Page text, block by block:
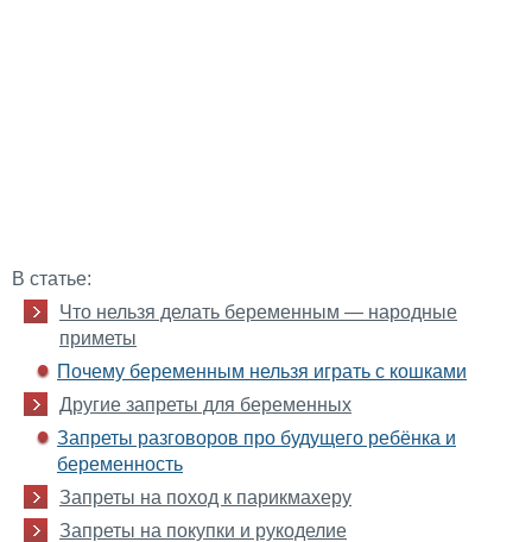
В статье:
Что нельзя делать беременным — народные
приметы
Почему беременным нельзя играть с кошками
Другие запреты для беременных
Запреты разговоров про будущего ребёнка и
беременность
Запреты на поход к парикмахеру
Запреты на покупки и рукоделие